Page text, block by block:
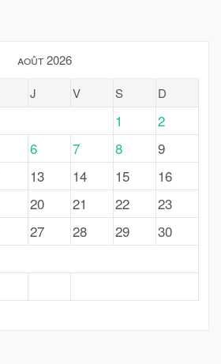
août 2026
J V S D
1
2
6 7 8
9
13 14 15
16
20 21 22
23
27 28 29
30